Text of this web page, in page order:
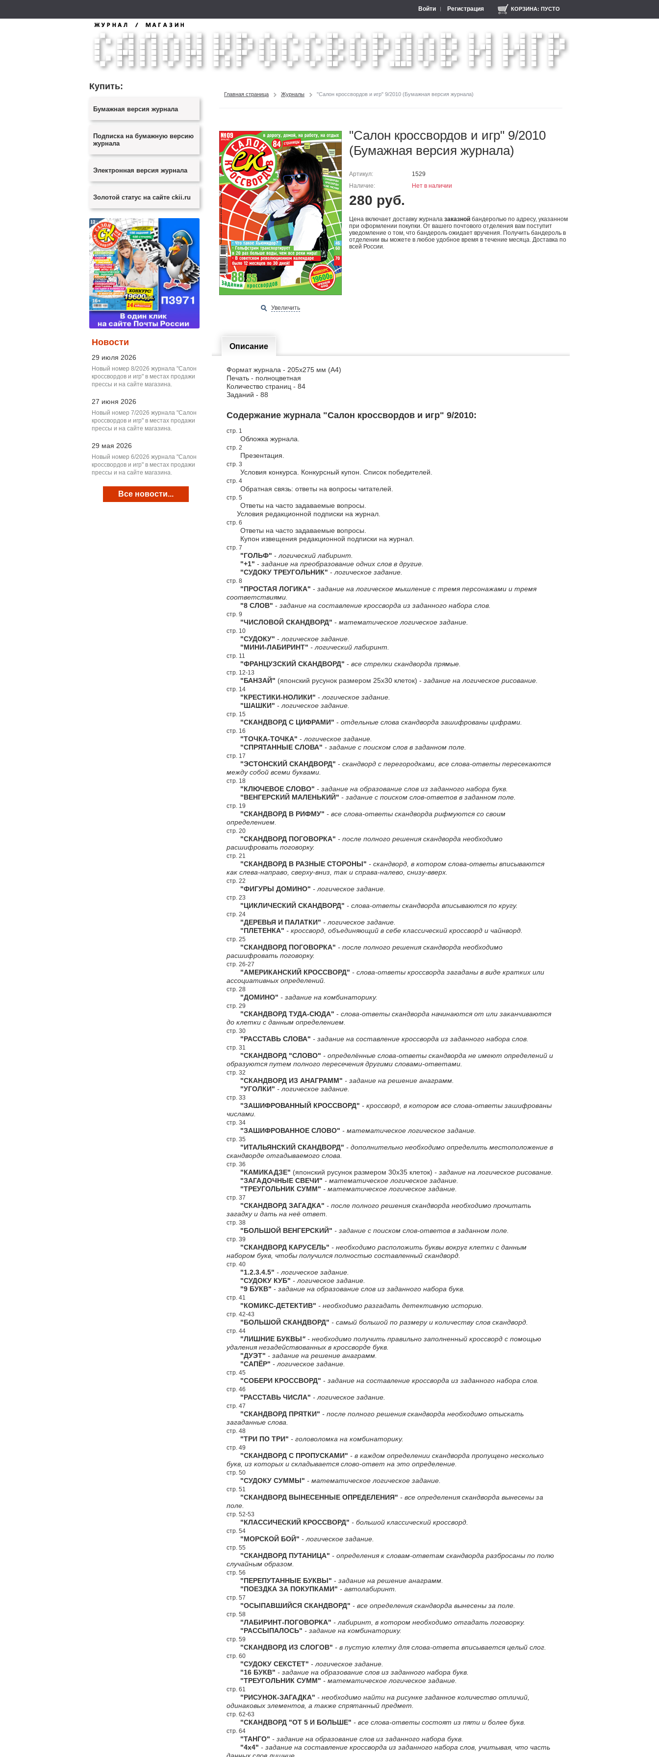
КОРЗИНА: ПУСТО
Войти Регистрация
Купить:
Бумажная версия журнала
Подписка на бумажную версию
журнала
Электронная версия журнала
Золотой статус на сайте ckii.ru
Новости
29 июля 2026
Новый номер 8/2026 журнала "Салон
кроссвордов и игр" в местах продажи
прессы и на сайте магазина.
27 июня 2026
Новый номер 7/2026 журнала "Салон
кроссвордов и игр" в местах продажи
прессы и на сайте магазина.
29 мая 2026
Новый номер 6/2026 журнала "Салон
кроссвордов и игр" в местах продажи
прессы и на сайте магазина.
Все новости...
Главная страница Журналы "Салон кроссвордов и игр" 9/2010 (Бумажная версия журнала)
Увеличить
"Салон кроссвордов и игр" 9/2010
(Бумажная версия журнала)
Артикул:
1529
Наличие:
Нет в наличии
280 руб.
Цена включает доставку журнала заказной бандеролью по адресу, указанном
при оформлении покупки. От вашего почтового отделения вам поступит
уведомление о том, что бандероль ожидает вручения. Получить бандероль в
отделении вы можете в любое удобное время в течение месяца. Доставка по
всей России.
Описание
Формат журнала - 205х275 мм (А4)
Печать - полноцветная
Количество страниц - 84
Заданий - 88
Содержание журнала "Салон кроссвордов и игр" 9/2010:
стр. 1
Обложка журнала.
стр. 2
Презентация.
стр. 3
Условия конкурса. Конкурсный купон. Список победителей.
стр. 4
Обратная связь: ответы на вопросы читателей.
стр. 5
Ответы на часто задаваемые вопросы.
Условия редакционной подписки на журнал.
стр. 6
Ответы на часто задаваемые вопросы.
Купон извещения редакционной подписки на журнал.
стр. 7
"ГОЛЬФ" - логический лабиринт.
"+1" - задание на преобразование одних слов в другие.
"СУДОКУ ТРЕУГОЛЬНИК" - логическое задание.
стр. 8
"ПРОСТАЯ ЛОГИКА" - задание на логическое мышление с тремя персонажами и тремя
соответствиями.
"8 СЛОВ" - задание на составление кроссворда из заданного набора слов.
стр. 9
"ЧИСЛОВОЙ СКАНДВОРД" - математическое логическое задание.
стр. 10
"СУДОКУ" - логическое задание.
"МИНИ-ЛАБИРИНТ" - логический лабиринт.
стр. 11
"ФРАНЦУЗСКИЙ СКАНДВОРД" - все стрелки скандворда прямые.
стр. 12-13
"БАНЗАЙ" (японский русунок размером 25х30 клеток) - задание на логическое рисование.
стр. 14
"КРЕСТИКИ-НОЛИКИ" - логическое задание.
"ШАШКИ" - логическое задание.
стр. 15
"СКАНДВОРД С ЦИФРАМИ" - отдельные слова скандворда зашифрованы цифрами.
стр. 16
"ТОЧКА-ТОЧКА" - логическое задание.
"СПРЯТАННЫЕ СЛОВА" - задание с поиском слов в заданном поле.
стр. 17
"ЭСТОНСКИЙ СКАНДВОРД" - скандворд с перегородками, все слова-ответы пересекаются
между собой всеми буквами.
стр. 18
"КЛЮЧЕВОЕ СЛОВО" - задание на образование слов из заданного набора букв.
"ВЕНГЕРСКИЙ МАЛЕНЬКИЙ" - задание с поиском слов-ответов в заданном поле.
стр. 19
"СКАНДВОРД В РИФМУ" - все слова-ответы скандворда рифмуются со своим
определением.
стр. 20
"СКАНДВОРД ПОГОВОРКА" - после полного решения скандворда необходимо
расшифровать поговорку.
стр. 21
"СКАНДВОРД В РАЗНЫЕ СТОРОНЫ" - скандворд, в котором слова-ответы вписываются
как слева-направо, сверху-вниз, так и справа-налево, снизу-вверх.
стр. 22
"ФИГУРЫ ДОМИНО" - логическое задание.
стр. 23
"ЦИКЛИЧЕСКИЙ СКАНДВОРД" - слова-ответы скандворда вписываются по кругу.
стр. 24
"ДЕРЕВЬЯ И ПАЛАТКИ" - логическое задание.
"ПЛЕТЕНКА" - кроссворд, объединяющий в себе классический кроссворд и чайнворд.
стр. 25
"СКАНДВОРД ПОГОВОРКА" - после полного решения скандворда необходимо
расшифровать поговорку.
стр. 26-27
"АМЕРИКАНСКИЙ КРОССВОРД" - слова-ответы кроссворда загаданы в виде кратких или
ассоциативных определений.
стр. 28
"ДОМИНО" - задание на комбинаторику.
стр. 29
"СКАНДВОРД ТУДА-СЮДА" - слова-ответы скандворда начинаются от или заканчиваются
до клетки с данным определением.
стр. 30
"РАССТАВЬ СЛОВА" - задание на составление кроссворда из заданного набора слов.
стр. 31
"СКАНДВОРД "СЛОВО" - определённые слова-ответы скандворда не имеют определений и
образуются путем полного пересечения другими словами-ответами.
стр. 32
"СКАНДВОРД ИЗ АНАГРАММ" - задание на решение анаграмм.
"УГОЛКИ" - логическое задание.
стр. 33
"ЗАШИФРОВАННЫЙ КРОССВОРД" - кроссворд, в котором все слова-ответы зашифрованы
числами.
стр. 34
"ЗАШИФРОВАННОЕ СЛОВО" - математическое логическое задание.
стр. 35
"ИТАЛЬЯНСКИЙ СКАНДВОРД" - дополнительно необходимо определить местоположение в
скандворде отгадываемого слова.
стр. 36
"КАМИКАДЗЕ" (японский русунок размером 30х35 клеток) - задание на логическое рисование.
"ЗАГАДОЧНЫЕ СВЕЧИ" - математическое логическое задание.
"ТРЕУГОЛЬНИК СУММ" - математическое логическое задание.
стр. 37
"СКАНДВОРД ЗАГАДКА" - после полного решения скандворда необходимо прочитать
загадку и дать на неё ответ.
стр. 38
"БОЛЬШОЙ ВЕНГЕРСКИЙ" - задание с поиском слов-ответов в заданном поле.
стр. 39
"СКАНДВОРД КАРУСЕЛЬ" - необходимо расположить буквы вокруг клетки с данным
набором букв, чтобы получился полностью составленный скандворд.
стр. 40
"1.2.3.4.5" - логическое задание.
"СУДОКУ КУБ" - логическое задание.
"9 БУКВ" - задание на образование слов из заданного набора букв.
стр. 41
"КОМИКС-ДЕТЕКТИВ" - необходимо разгадать детективную историю.
стр. 42-43
"БОЛЬШОЙ СКАНДВОРД" - самый большой по размеру и количеству слов скандворд.
стр. 44
"ЛИШНИЕ БУКВЫ" - необходимо получить правильно заполненный кроссворд с помощью
удаления незадействованных в кроссворде букв.
"ДУЭТ" - задание на решение анаграмм.
"САПЁР" - логическое задание.
стр. 45
"СОБЕРИ КРОССВОРД" - задание на составление кроссворда из заданного набора слов.
стр. 46
"РАССТАВЬ ЧИСЛА" - логическое задание.
стр. 47
"СКАНДВОРД ПРЯТКИ" - после полного решения скандворда необходимо отыскать
загаданные слова.
стр. 48
"ТРИ ПО ТРИ" - головоломка на комбинаторику.
стр. 49
"СКАНДВОРД С ПРОПУСКАМИ" - в каждом определении скандворда пропущено несколько
букв, из которых и складывается слово-ответ на это определение.
стр. 50
"СУДОКУ СУММЫ" - математическое логическое задание.
стр. 51
"СКАНДВОРД ВЫНЕСЕННЫЕ ОПРЕДЕЛЕНИЯ" - все определения скандворда вынесены за
поле.
стр. 52-53
"КЛАССИЧЕСКИЙ КРОССВОРД" - большой классический кроссворд.
стр. 54
"МОРСКОЙ БОЙ" - логическое задание.
стр. 55
"СКАНДВОРД ПУТАНИЦА" - определения к словам-ответам скандворда разбросаны по полю
случайным образом.
стр. 56
"ПЕРЕПУТАННЫЕ БУКВЫ" - задание на решение анаграмм.
"ПОЕЗДКА ЗА ПОКУПКАМИ" - автолабиринт.
стр. 57
"ОСЫПАВШИЙСЯ СКАНДВОРД" - все определения скандворда вынесены за поле.
стр. 58
"ЛАБИРИНТ-ПОГОВОРКА" - лабиринт, в котором необходимо отгадать поговорку.
"РАССЫПАЛОСЬ" - задание на комбинаторику.
стр. 59
"СКАНДВОРД ИЗ СЛОГОВ" - в пустую клетку для слова-ответа вписывается целый слог.
стр. 60
"СУДОКУ СЕКСТЕТ" - логическое задание.
"16 БУКВ" - задание на образование слов из заданного набора букв.
"ТРЕУГОЛЬНИК СУММ" - математическое логическое задание.
стр. 61
"РИСУНОК-ЗАГАДКА" - необходимо найти на рисунке заданное количество отличий,
одинаковых элементов, а также спрятанный предмет.
стр. 62-63
"СКАНДВОРД "ОТ 5 И БОЛЬШЕ" - все слова-ответы состоят из пяти и более букв.
стр. 64
"ТАНГО" - задание на образование слов из заданного набора букв.
"4х4" - задание на составление кроссворда из заданного набора слов, учитывая, что часть